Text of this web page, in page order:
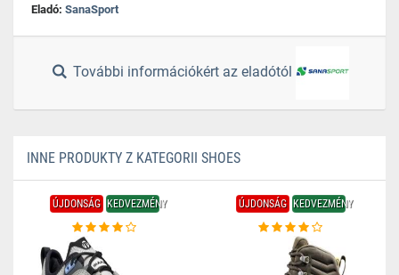
Eladó: SanaSport
További információkért az eladótól
INNE PRODUKTY Z KATEGORII SHOES
ÚJDONSÁG KEDVEZMÉNY ÚJDONSÁG KEDVEZMÉNY